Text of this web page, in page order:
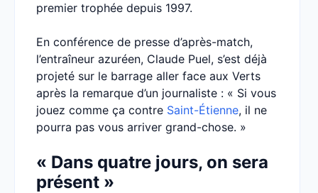
premier trophée depuis 1997.
En conférence de presse d’après-match,
l’entraîneur azuréen, Claude Puel, s’est déjà
projeté sur le barrage aller face aux Verts
après la remarque d’un journaliste : « Si vous
jouez comme ça contre Saint-Étienne, il ne
pourra pas vous arriver grand-chose. »
« Dans quatre jours, on sera
présent »